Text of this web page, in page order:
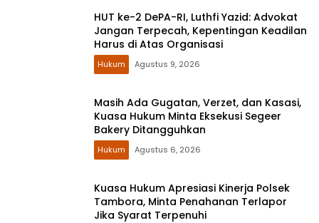
HUT ke-2 DePA-RI, Luthfi Yazid: Advokat
Jangan Terpecah, Kepentingan Keadilan
Harus di Atas Organisasi
Hukum Agustus 9, 2026
Masih Ada Gugatan, Verzet, dan Kasasi,
Kuasa Hukum Minta Eksekusi Segeer
Bakery Ditangguhkan
Hukum Agustus 6, 2026
Kuasa Hukum Apresiasi Kinerja Polsek
Tambora, Minta Penahanan Terlapor
Jika Syarat Terpenuhi